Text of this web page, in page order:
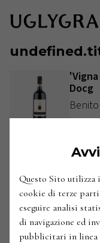
Docg
Italia /
Questo Sito utilizza
cookie di terze
eseguire analisi
di navigazione ed
pubblicitari in linea